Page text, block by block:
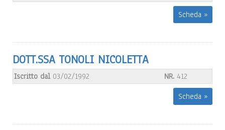
Scheda »
DOTT.SSA TONOLI NICOLETTA
Iscritto dal 03/02/1992 NR. 412
Scheda »